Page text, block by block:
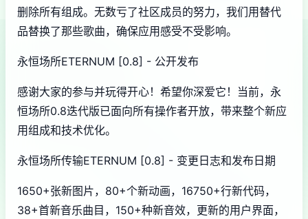
删除所有组成。无数亏了社区成员的努力，我们用替代
品替换了那些歌曲，确保应用感受不受影响。
永恒场所ETERNUM [0.8] - 公开发布
感谢大家的参与并玩得开心！希望你深爱它！当前，永
恒场所0.8迭代版已面向所有操作者开放，带来整个新应
用组成和技术优化。
永恒场所传输ETERNUM [0.8] - 变更日志和发布日期
1650+张新图片，80+个新动画，16750+行新代码，
38+首新音乐曲目，150+种新音效，更新的用户界面，